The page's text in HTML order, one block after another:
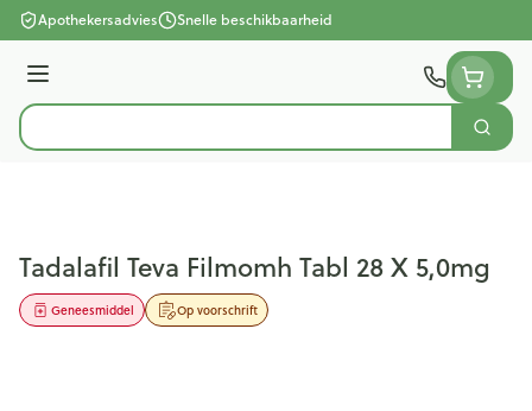
Ga naar de inhoud
Apothekersadvies Snelle beschikbaarheid
Menu
Product, merk, categorie...
Zoek
Tadalafil Teva Filmomh Tabl 28 X 5,0mg
Op voorschrift
Geneesmiddel